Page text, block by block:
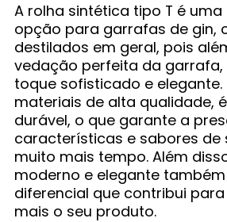
A rolha sintética tipo T é uma
opção para garrafas de gin,
destilados em geral, pois
vedação perfeita da garrafa,
toque sofisticado e elegante.
materiais de alta qualidade,
durável, o que garante a
características e sabores de
muito mais tempo. Além
moderno e elegante
diferencial que contribui
mais o seu produto.